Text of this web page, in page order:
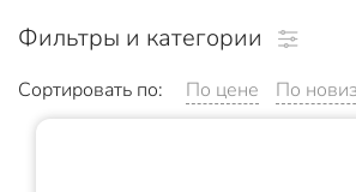
Фильтры и категории
Сортировать по: По цене По